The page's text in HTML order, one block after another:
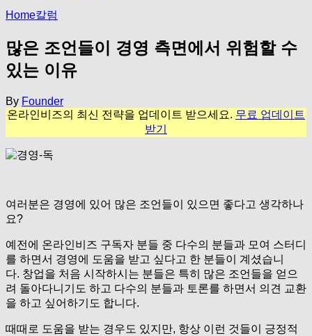
Home칼럼
많은 조언들이 경영 측면에서 위험할 수
있는 이유
By Founder
온라인비즈의 최신 전략을 업데이트 받으세요. 무료 업데이트
받기
여러분은 경영에 있어 많은 조언들이 있으면 좋다고 생각하나
요?
예전에 온라인비즈 구독자 분들 중 다수의 분들과 모여 스터디
를 하면서 경영에 도움을 받고 싶다고 한 분들이 계셨습니
다. 창업을 처음 시작하시는 분들은 특히 많은 조언들을 얻으
려 돌아다니기도 하고 다수의 분들과 토론를 하면서 의견 교환
을 하고 싶어하기도 합니다.
때때로 도움을 받는 경우도 있지만, 항상 이런 것들이 긍정적